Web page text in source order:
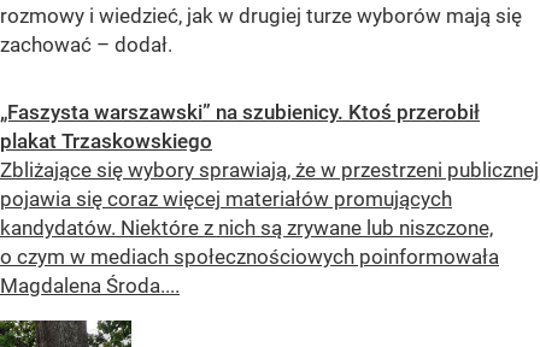
rozmowy i wiedzieć, jak w drugiej turze wyborów mają się
zachować – dodał.
„Faszysta warszawski” na szubienicy. Ktoś przerobił
plakat Trzaskowskiego
Zbliżające się wybory sprawiają, że w przestrzeni publicznej
pojawia się coraz więcej materiałów promujących
kandydatów. Niektóre z nich są zrywane lub niszczone,
o czym w mediach społecznościowych poinformowała
Magdalena Środa....